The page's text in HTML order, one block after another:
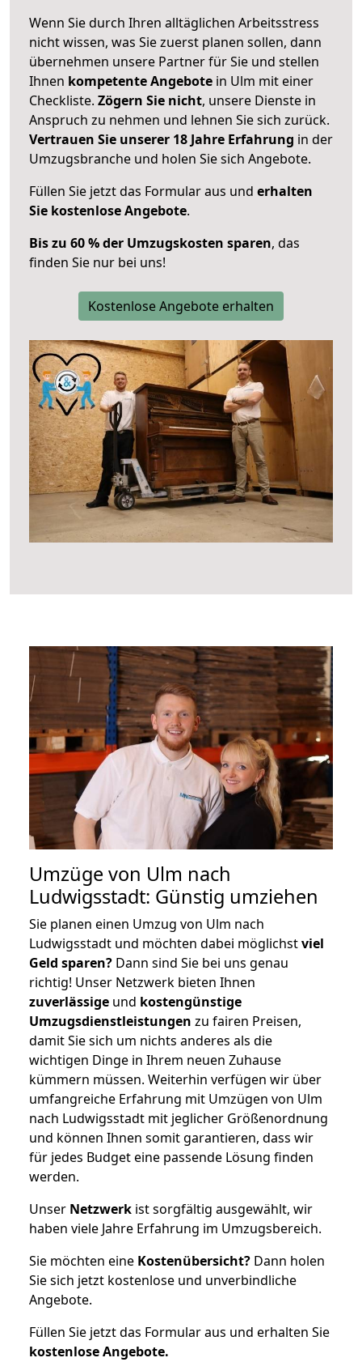
Wenn Sie durch Ihren alltäglichen Arbeitsstress
nicht wissen, was Sie zuerst planen sollen, dann
übernehmen unsere Partner für Sie und stellen
Ihnen kompetente Angebote in Ulm mit einer
Checkliste. Zögern Sie nicht, unsere Dienste in
Anspruch zu nehmen und lehnen Sie sich zurück.
Vertrauen Sie unserer 18 Jahre Erfahrung in der
Umzugsbranche und holen Sie sich Angebote.
Füllen Sie jetzt das Formular aus und erhalten
Sie kostenlose Angebote.
Bis zu 60 % der Umzugskosten sparen, das
finden Sie nur bei uns!
Kostenlose Angebote erhalten
Umzüge von Ulm nach
Ludwigsstadt: Günstig umziehen
Sie planen einen Umzug von Ulm nach
Ludwigsstadt und möchten dabei möglichstviel
Geld sparen? Dann sind Sie bei uns genau
richtig! Unser Netzwerk bieten Ihnen
zuverlässige und kostengünstige
Umzugsdienstleistungen zu fairen Preisen,
damit Sie sich um nichts anderes als die
wichtigen Dinge in Ihrem neuen Zuhause
kümmern müssen. Weiterhin verfügen wir über
umfangreiche Erfahrung mit Umzügen von Ulm
nach Ludwigsstadt mit jeglicher Größenordnung
und können Ihnen somit garantieren, dass wir
für jedes Budget eine passende Lösung finden
werden.
Unser Netzwerk ist sorgfältig ausgewählt, wir
haben viele Jahre Erfahrung im Umzugsbereich.
Sie möchten eine Kostenübersicht? Dann holen
Sie sich jetzt kostenlose und unverbindliche
Angebote.
Füllen Sie jetzt das Formular aus und erhalten Sie
kostenloseAngebote.